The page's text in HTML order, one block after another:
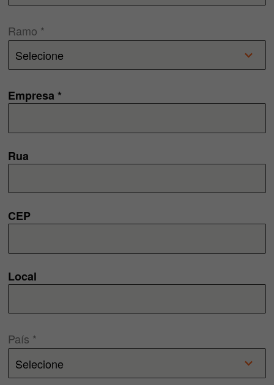
Ramo *
Empresa *
Rua
CEP
Local
País *